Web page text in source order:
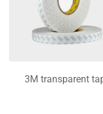
3M transparent